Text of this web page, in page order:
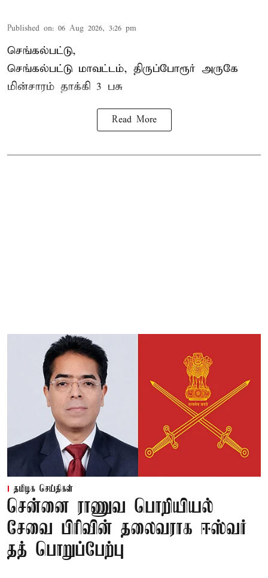
Published on: 06 Aug 2026, 3:26 pm
செங்கல்பட்டு,
செங்கல்பட்டு மாவட்டம், திருப்போரூர் அருகே
மின்சாரம் தாக்கி 3 பசு
Read More
தமிழக செய்திகள்
சென்னை ராணுவ பொறியியல்
சேவை பிரிவின் தலைவராக ஈஸ்வர்
தத் பொறுப்பேற்பு